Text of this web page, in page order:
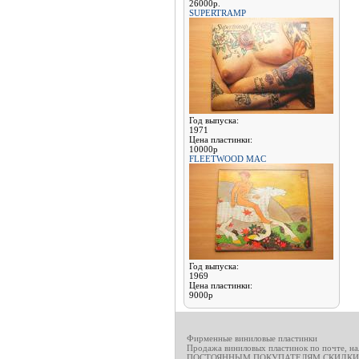
26000р.
SUPERTRAMP
Год выпуска:
1971
Цена пластинки:
10000р
FLEETWOOD MAC
Год выпуска:
1969
Цена пластинки:
9000р
Фирменные виниловые пластинки
Продажа виниловых пластинок по почте,